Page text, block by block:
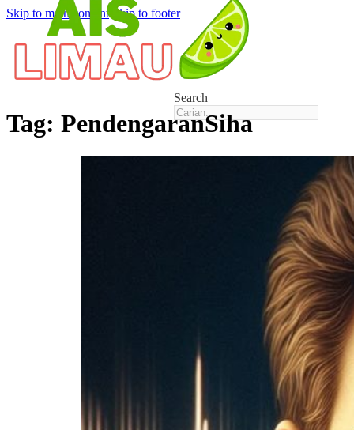
Skip to main content Skip to footer
Search
Tag: PendengaranSiha